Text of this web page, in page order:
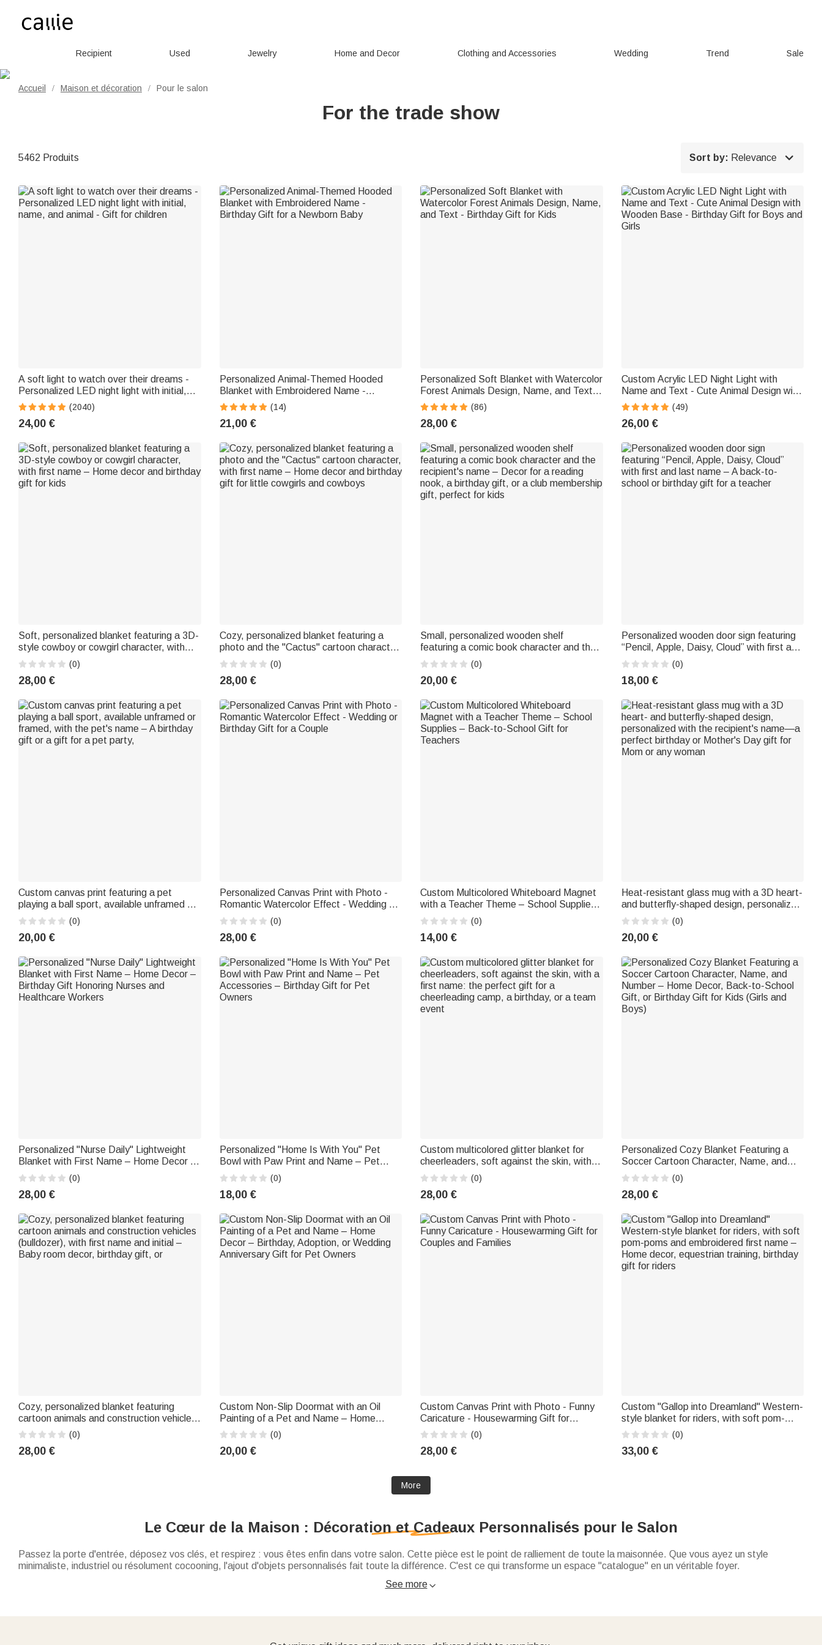
Recipient Used Jewelry Home and Decor Clothing and Accessories Wedding Trend Sale
Accueil / Maison et décoration / Pour le salon
For the trade show
5462 Produits Sort by: Relevance 
A soft light to watch over their dreams -
Personalized LED night light with initial,
name, and animal - Gift for children
(2040)
24,00 €
Personalized Animal-Themed Hooded
Blanket with Embroidered Name -
Birthday Gift for a Newborn Baby
(14)
21,00 €
Personalized Soft Blanket with Watercolor
Forest Animals Design, Name, and Text -
Birthday Gift for Kids
(86)
28,00 €
Custom Acrylic LED Night Light with
Name and Text - Cute Animal Design with
Wooden Base - Birthday Gift for Boys and
Girls
(49)
26,00 €
Soft, personalized blanket featuring a 3D-
style cowboy or cowgirl character, with
first name – Home decor and birthday gift
for kids
(0)
28,00 €
Cozy, personalized blanket featuring a
photo and the "Cactus" cartoon character,
with first name – Home decor and birthday
gift for little cowgirls and cowboys
(0)
28,00 €
Small, personalized wooden shelf
featuring a comic book character and the
recipient's name – Decor for a reading
nook, a birthday gift, or a club membership
gift, perfect for kids
(0)
20,00 €
Personalized wooden door sign featuring
“Pencil, Apple, Daisy, Cloud” with first and
last name – A back-to-school or birthday
gift for a teacher
(0)
18,00 €
Custom canvas print featuring a pet
playing a ball sport, available unframed or
framed, with the pet's name – A birthday
gift or a gift for a pet party,
(0)
20,00 €
Personalized Canvas Print with Photo -
Romantic Watercolor Effect - Wedding or
Birthday Gift for a Couple
(0)
28,00 €
Custom Multicolored Whiteboard Magnet
with a Teacher Theme – School Supplies
– Back-to-School Gift for Teachers
(0)
14,00 €
Heat-resistant glass mug with a 3D heart-
and butterfly-shaped design, personalized
with the recipient's name—a perfect
birthday or Mother's Day gift for Mom or
any woman
(0)
20,00 €
Personalized "Nurse Daily" Lightweight
Blanket with First Name – Home Decor –
Birthday Gift Honoring Nurses and
Healthcare Workers
(0)
28,00 €
Personalized "Home Is With You" Pet
Bowl with Paw Print and Name – Pet
Accessories – Birthday Gift for Pet
Owners
(0)
18,00 €
Custom multicolored glitter blanket for
cheerleaders, soft against the skin, with a
first name: the perfect gift for a
cheerleading camp, a birthday, or a team
event
(0)
28,00 €
Personalized Cozy Blanket Featuring a
Soccer Cartoon Character, Name, and
Number – Home Decor, Back-to-School
Gift, or Birthday Gift for Kids (Girls and
Boys)
(0)
28,00 €
Cozy, personalized blanket featuring
cartoon animals and construction vehicles
(bulldozer), with first name and initial –
Baby room decor, birthday gift, or
(0)
28,00 €
Custom Non-Slip Doormat with an Oil
Painting of a Pet and Name – Home
Decor – Birthday, Adoption, or Wedding
Anniversary Gift for Pet Owners
(0)
20,00 €
Custom Canvas Print with Photo - Funny
Caricature - Housewarming Gift for
Couples and Families
(0)
28,00 €
Custom "Gallop into Dreamland" Western-
style blanket for riders, with soft pom-
poms and embroidered first name – Home
decor, equestrian training, birthday gift for
riders
(0)
33,00 €
More
Le Cœur de la Maison : Décoration et Cadeaux Personnalisés pour le Salon
Passez la porte d'entrée, déposez vos clés, et respirez : vous êtes enfin dans votre salon. Cette pièce est le point de ralliement de toute la maisonnée. Que vous ayez un style
minimaliste, industriel ou résolument cocooning, l'ajout d'objets personnalisés fait toute la différence. C'est ce qui transforme un espace "catalogue" en un véritable foyer.
s'inscrit pleinement dans notre univers dédié à la
See more